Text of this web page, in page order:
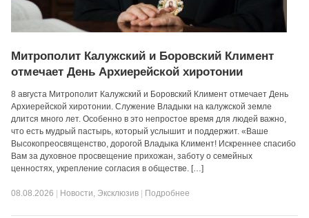
Митрополит Калужский и Боровский Климент
отмечает День Архиерейской хиротонии
8 августа Митрополит Калужский и Боровский Климент отмечает День
Архиерейской хиротонии. Служение Владыки на калужской земле
длится много лет. Особенно в это непростое время для людей важно,
что есть мудрый пастырь, который услышит и поддержит. «Ваше
Высокопреосвященство, дорогой Владыка Климент! Искреннее спасибо
Вам за духовное просвещение прихожан, заботу о семейных
ценностях, укрепление согласия в обществе. […]
08.08.2026 Новости, Эксклюзив Подробнее